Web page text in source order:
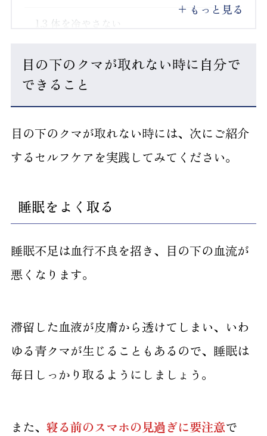
1.3 体を冷やさない
鉄分・ビタミンCをよく取る
1.5 紫外線対策を行う
1.7 やさしくクレンジング・洗顔をする
でできること
2.2 ヒアルロン酸注入
2.4レーザー治療
と美容クリニックでの治療法
もっと見る
目の下のクマが取れない時に自分で
できること
目の下のクマが取れない時には、次にご紹介
するセルフケアを実践してみてください。
睡眠をよく取る
睡眠不足は血行不良を招き、目の下の血流が
悪くなります。
滞留した血液が皮膚から透けてしまい、いわ
ゆる青クマが生じることもあるので、睡眠は
毎日しっかり取るようにしましょう。
また、 寝る前のスマホの見過ぎに要注意で